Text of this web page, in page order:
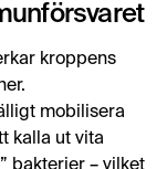
kroppens
mobilisera
kalla ut vita